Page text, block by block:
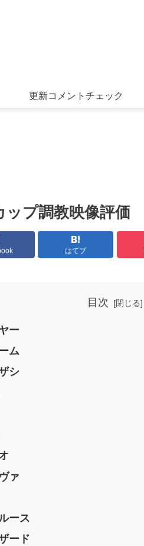
更新コメントチェック
プ調教映像評価
はてブ
目次
ー
ム
シ
ァ
ース
ード